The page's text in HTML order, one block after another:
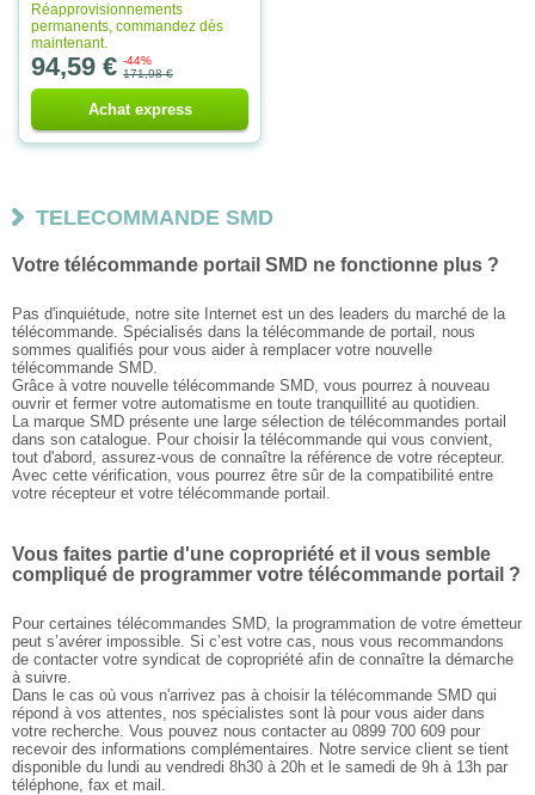
Réapprovisionnements
permanents, commandez dès
maintenant.
94,59 € -44%
171,98 €
Achat express
TELECOMMANDE SMD
Votre télécommande portail SMD ne fonctionne plus ?
Pas d'inquiétude, notre site Internet est un des leaders du marché de la
télécommande. Spécialisés dans la télécommande de portail, nous
sommes qualifiés pour vous aider à remplacer votre nouvelle
télécommande SMD.
Grâce à votre nouvelle télécommande SMD, vous pourrez à nouveau
ouvrir et fermer votre automatisme en toute tranquillité au quotidien.
La marque SMD présente une large sélection de télécommandes portail
dans son catalogue. Pour choisir la télécommande qui vous convient,
tout d'abord, assurez-vous de connaître la référence de votre récepteur.
Avec cette vérification, vous pourrez être sûr de la compatibilité entre
votre récepteur et votre télécommande portail.
Vous faites partie d'une copropriété et il vous semble
compliqué de programmer votre télécommande portail ?
Pour certaines télécommandes SMD, la programmation de votre émetteur
peut s’avérer impossible. Si c’est votre cas, nous vous recommandons
de contacter votre syndicat de copropriété afin de connaître la démarche
à suivre.
Dans le cas où vous n'arrivez pas à choisir la télécommande SMD qui
répond à vos attentes, nos spécialistes sont là pour vous aider dans
votre recherche. Vous pouvez nous contacter au 0899 700 609 pour
recevoir des informations complémentaires. Notre service client se tient
disponible du lundi au vendredi 8h30 à 20h et le samedi de 9h à 13h par
téléphone, fax et mail.